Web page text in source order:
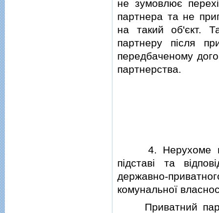
не зумовлює
партнера та не
на такий об'єкт.
партнеру пiсля
передбаченому
партнерства.
4. Нерухоме
пiдставi та
державно-
комунальної
Приватний